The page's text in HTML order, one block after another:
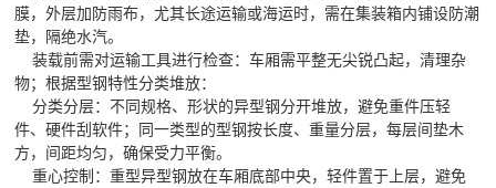
膜，外层加防雨布，尤其长途运输或海运时，需在集装箱内铺设防潮
垫，隔绝水汽。
装载前需对运输工具进行检查：车厢需平整无尖锐凸起，清理杂
物；根据型钢特性分类堆放：
分类分层：不同规格、形状的异型钢分开堆放，避免重件压轻
件、硬件刮软件；同一类型的型钢按长度、重量分层，每层间垫木
方，间距均匀，确保受力平衡。
重心控制：重型异型钢放在车厢底部中央，轻件置于上层，避免